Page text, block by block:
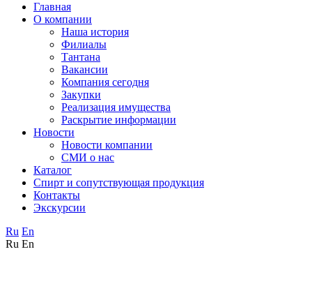
Главная
О компании
Наша история
Филиалы
Тантана
Вакансии
Компания сегодня
Закупки
Реализация имущества
Раскрытие информации
Новости
Новости компании
СМИ о нас
Каталог
Спирт и сопутствующая продукция
Контакты
Экскурсии
Ru En
Ru En